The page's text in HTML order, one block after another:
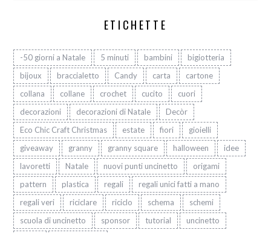
ETICHETTE
-50 giorni a Natale 5 minuti bambini
bigiotteria
bijoux
braccialetto Candy carta
cartone
collana
collane crochet cucito
cuori
decorazioni
decorazioni di Natale
Decòr
Eco Chic Craft Christmas
estate fiori
gioielli
giveaway
granny granny square halloween
idee
lavoretti
Natale nuovi punti uncinetto
origami
pattern
plastica regali
regali unici fatti a mano
regali veri
riciclare riciclo schema
schemi
scuola di uncinetto
sponsor tutorial
uncinetto